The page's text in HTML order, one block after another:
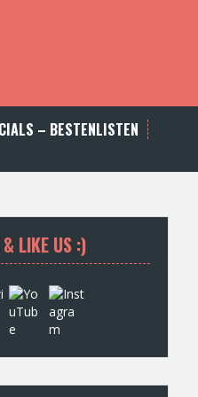
– BESTENLISTEN
& LIKE US :)